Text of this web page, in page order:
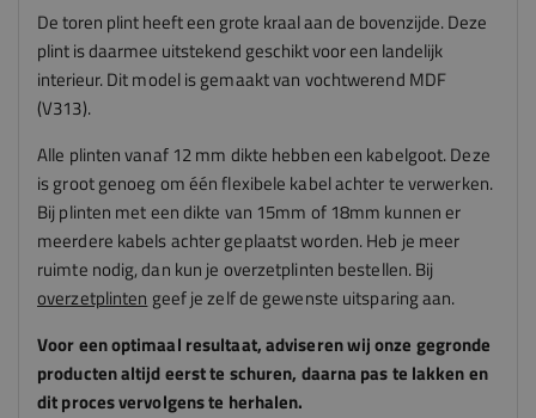
De toren plint heeft een grote kraal aan de bovenzijde. Deze
plint is daarmee uitstekend geschikt voor een landelijk
interieur.Dit model is gemaakt van vochtwerend MDF
(V313).
Alle plinten vanaf 12 mm dikte hebben een kabelgoot. Deze
is groot genoeg om één flexibele kabel achter te verwerken.
Bij plinten met een dikte van 15mm of 18mm kunnen er
meerdere kabels achter geplaatst worden.Heb je meer
ruimte nodig, dan kun je overzetplinten bestellen. Bij
overzetplinten geef je zelf de gewenste uitsparing aan.
Voor een optimaal resultaat, adviserenwijonze gegronde
producten altijd eerst te schuren, daarna pas te lakken en
dit proces vervolgens te herhalen.